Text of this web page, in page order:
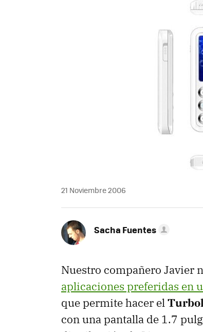
21 Noviembre 2006
Sacha Fuentes
Nuestro compañero Javier
aplicaciones preferidas en
que permite hacer el
con una pantalla de 1.7